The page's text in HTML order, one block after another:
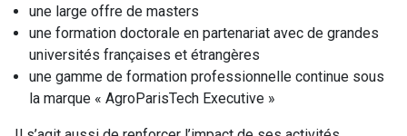
une large offre de masters
une formation doctorale en partenariat avec de grandes
universités françaises et étrangères
une gamme de formation professionnelle continue sous
la marque « AgroParisTech Executive »